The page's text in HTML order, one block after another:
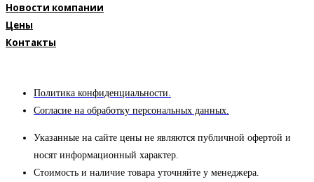
Новости компании
Цены
Контакты
Политика конфиденциальности.
Согласие на обработку персональных данных.
Указанные на сайте цены не являются публичной офертой и
носят информационный характер.
Стоимость и наличие товара уточняйте у менеджера.